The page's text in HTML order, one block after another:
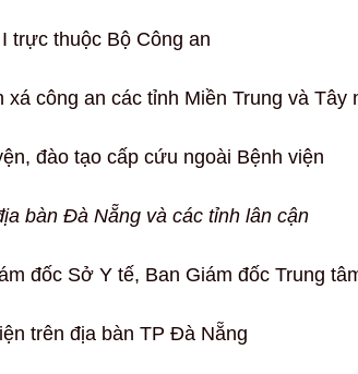
trực thuộc Bộ Công an
xá công an các tỉnh Miền Trung và Tây
đào tạo cấp cứu ngoài Bệnh viện
bàn Đà Nẵng và các tỉnh lân cận
đốc Sở Y tế, Ban Giám đốc Trung
trên địa bàn TP Đà Nẵng